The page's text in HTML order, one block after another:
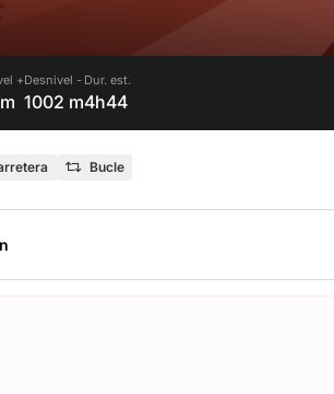
+Desnivel -
1002 m
Dur. est.
4h44
Bucle